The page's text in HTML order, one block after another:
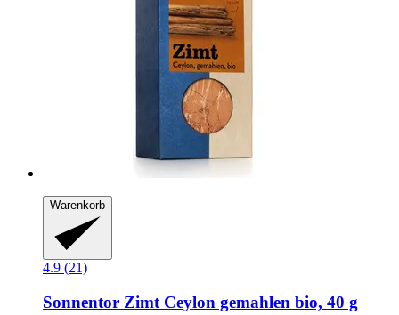
Warenkorb
4.9 (21)
Sonnentor Zimt Ceylon gemahlen bio, 40 g